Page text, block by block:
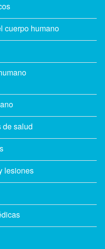
cuerpo humano
de salud
lesiones